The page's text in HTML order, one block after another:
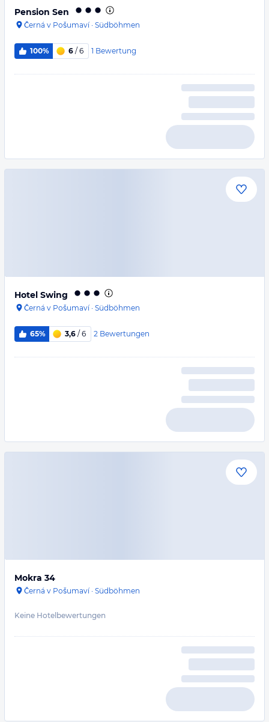
Pension Sen
Černá v Pošumaví· Südböhmen
100% 6 / 6 1 Bewertung
Hotel Swing
Černá v Pošumaví· Südböhmen
65% 3,6 / 6 2 Bewertungen
Mokra 34
Černá v Pošumaví· Südböhmen
Keine Hotelbewertungen